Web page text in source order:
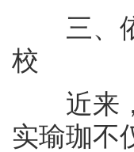
三、依
校
近来，
实瑜珈不